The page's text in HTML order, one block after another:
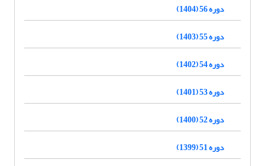
دوره 56 (1404)
دوره 55 (1403)
دوره 54 (1402)
دوره 53 (1401)
دوره 52 (1400)
دوره 51 (1399)